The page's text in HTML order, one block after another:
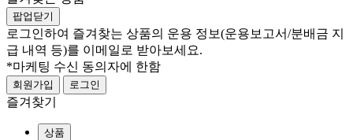
팝업닫기
로그인하여 즐겨찾는 상품의 운용 정보(운용보고서/분배금 지
급 내역 등)를 이메일로 받아보세요.
*마케팅 수신 동의자에 한함
회원가입 로그인
즐겨찾기
상품